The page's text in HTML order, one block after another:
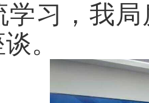
学习，我
。